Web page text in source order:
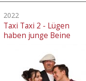
2022
Taxi Taxi 2 - Lügen
haben junge Beine